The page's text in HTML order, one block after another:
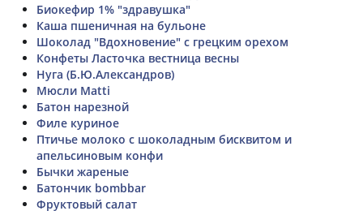
Биокефир 1% "здравушка"
Каша пшеничная на бульоне
Шоколад "Вдохновение" с грецким орехом
Конфеты Ласточка вестница весны
Нуга (Б.Ю.Александров)
Мюсли Matti
Батон нарезной
Филе куриное
Птичье молоко с шоколадным бисквитом и
апельсиновым конфи
Бычки жареные
Батончик bombbar
Фруктовый салат